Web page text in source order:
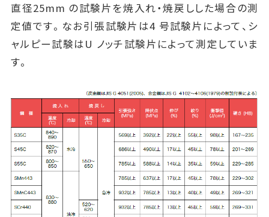
直径25mm の試験片を焼入れ・焼戻しした場合の測
定値です。なお引張試験片は4 号試験片によって、シ
ャルピー試験はU ノッチ試験片によって測定していま
す。